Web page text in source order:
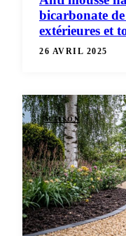
bicarbonate
extérieures et
26 AVRIL 2025
MAISON